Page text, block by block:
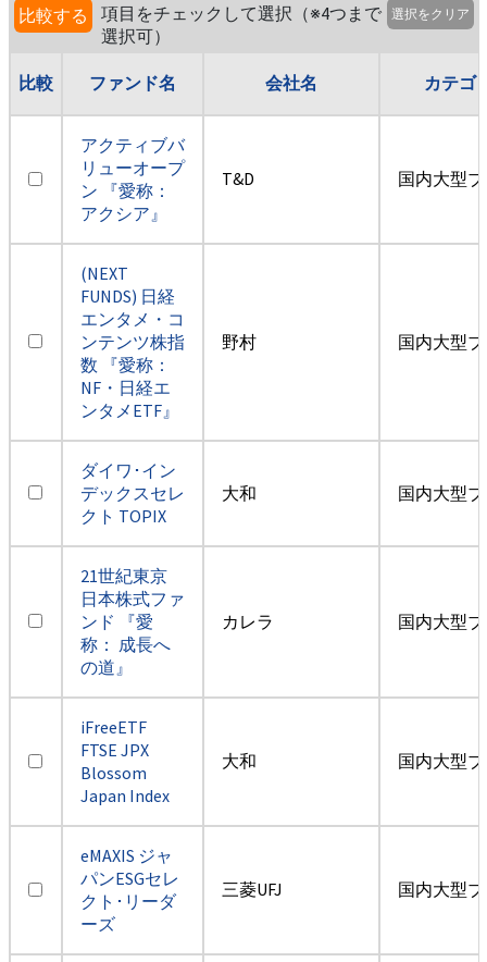
比較する
項目をチェックして選択（※4つまで
選択可）
選択をクリア
比較 ファンド名 会社名 カテゴ
アクティブバ
リューオープ
ン 『愛称：
アクシア』
T&D 国内大型
(NEXT
FUNDS) 日経
エンタメ・コ
ンテンツ株指
数 『愛称：
NF・日経エ
ンタメETF』
野村 国内大型
ダイワ･イン
デックスセレ
クト TOPIX
大和 国内大型
21世紀東京
日本株式ファ
ンド 『愛
称： 成長へ
の道』
カレラ 国内大型
iFreeETF
FTSE JPX
Blossom
Japan Index
大和 国内大型
eMAXIS ジャ
パンESGセレ
クト･リーダ
ーズ
三菱UFJ 国内大型